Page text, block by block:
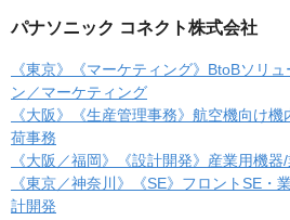
パナソニック コネクト株式会社
《東京》《マーケティング》BtoBソリ
ン／マーケティング
《大阪》《生産管理事務》航空機向け
荷事務
《大阪／福岡》《設計開発》産業用機
《東京／神奈川》《SE》フロントSE・
計開発